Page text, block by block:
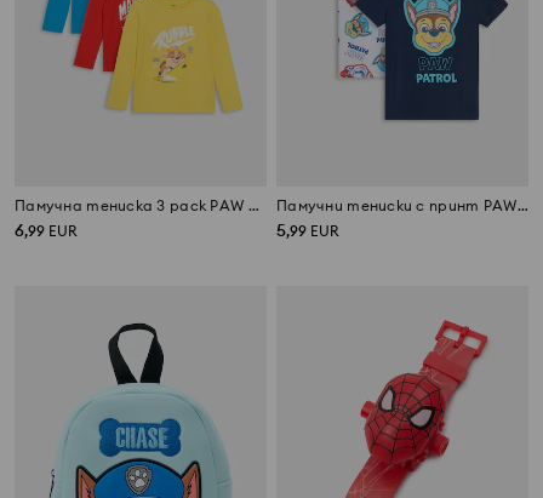
Памучна тениска 3 pack PAW Patrol
6,99 EUR
Памучни тениски с принт PAW Patrol 2 pack
5,99 EUR